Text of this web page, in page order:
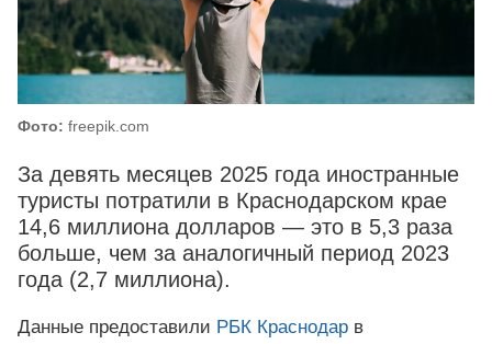
Фото: freepik.com
За девять месяцев 2025 года иностранные
туристы потратили в Краснодарском крае
14,6 миллиона долларов — это в 5,3 раза
больше, чем за аналогичный период 2023
года (2,7 миллиона).
Данные предоставили РБК Краснодар в